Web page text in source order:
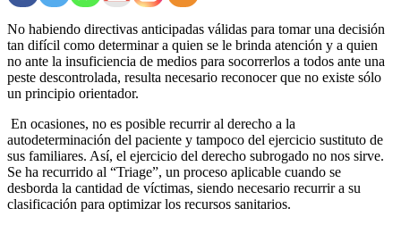
No habiendo directivas anticipadas válidas para tomar una decisión
tan difícil como determinar a quien se le brinda atención y a quien
no ante la insuficiencia de medios para socorrerlos a todos ante una
peste descontrolada, resulta necesario reconocer que no existe sólo
un principio orientador.
En ocasiones, no es posible recurrir al derecho a la
autodeterminación del paciente y tampoco del ejercicio sustituto de
sus familiares. Así, el ejercicio del derecho subrogado no nos sirve.
Se ha recurrido al “Triage”, un proceso aplicable cuando se
desborda la cantidad de víctimas, siendo necesario recurrir a su
clasificación para optimizar los recursos sanitarios.